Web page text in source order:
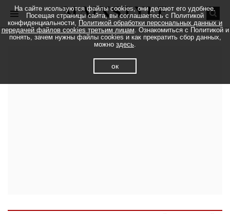
На сайте исользуются файлы cookies, они делают его удобнее.
Посещая страницы сайта, вы соглашаетесь с Политикой
конфиденциальности, Политикой обработки персональных данных и
передачей файлов cookies третьим лицам. Ознакомиться с Политикой и
понять, зачем нужны файлы cookies и как прекратить сбор данных,
можно здесь.
ок